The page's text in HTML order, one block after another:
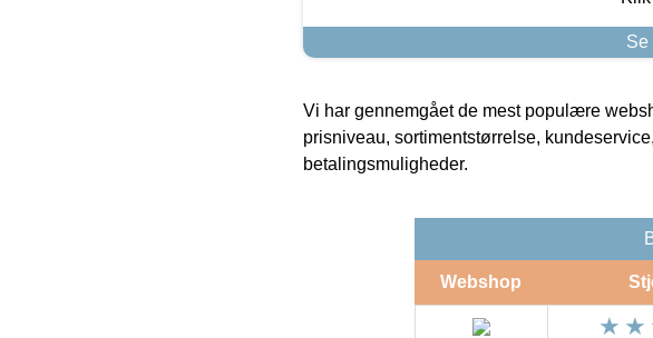
Se
Vi har gennemgået de mest populære
prisniveau, sortimentstørrelse,
betalingsmuligheder.
Webshop